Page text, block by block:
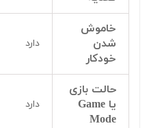
خاموش
شدن
خودکار
دارد
حالت بازی
یا Game
Mode
دارد